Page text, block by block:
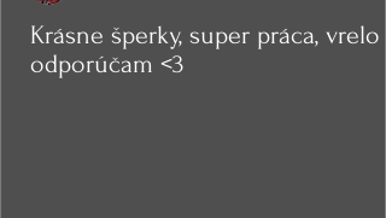
Krásne šperky, super práca, vrelo
odporúčam <3